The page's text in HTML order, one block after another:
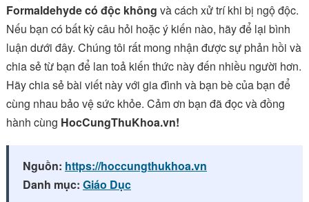
Formaldehyde có độc không và cách xử trí khi bị ngộ độc.
Nếu bạn có bất kỳ câu hỏi hoặc ý kiến nào, hãy để lại bình
luận dưới đây. Chúng tôi rất mong nhận được sự phản hồi và
chia sẻ từ bạn để lan toả kiến thức này đến nhiều người hơn.
Hãy chia sẻ bài viết này với gia đình và bạn bè của bạn để
cùng nhau bảo vệ sức khỏe. Cảm ơn bạn đã đọc và đồng
hành cùng HocCungThuKhoa.vn!
Nguồn: https://hoccungthukhoa.vn
Danh mục: Giáo Dục